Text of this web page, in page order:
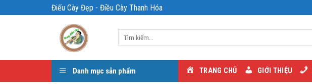
qua
Điếu Cày Đẹp - Điều Cày Thanh Hóa
Danh mục sản phẩm TRANG CHỦ GIỚI THIỆU